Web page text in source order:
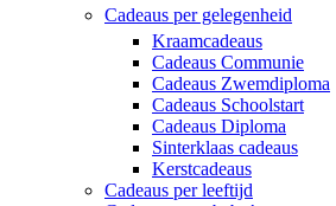
Cadeaus per gelegenheid
Kraamcadeaus
Cadeaus Communie
Cadeaus Zwemdiploma
Cadeaus Schoolstart
Cadeaus Diploma
Sinterklaas cadeaus
Kerstcadeaus
Cadeaus per leeftijd